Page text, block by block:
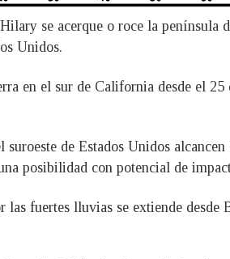
se acerque o roce la
Unidos.
en el sur de California desde el
de Estados Unidos
posibilidad con potencial de
las fuertes lluvias se extiende